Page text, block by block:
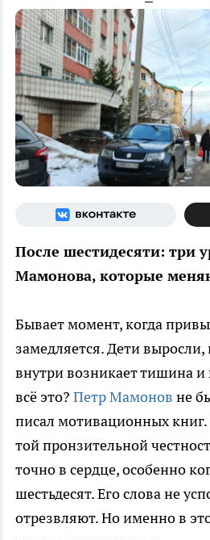
После шестидесяти: три
Мамонова, которые
Бывает момент, когда
замедляется. Дети
внутри возникает тишина и
всё это? Петр Мамонов не
писал мотивационных
той пронзительной
точно в сердце, особенно
шестьдесят. Его слова не
отрезвляют. Но именно в